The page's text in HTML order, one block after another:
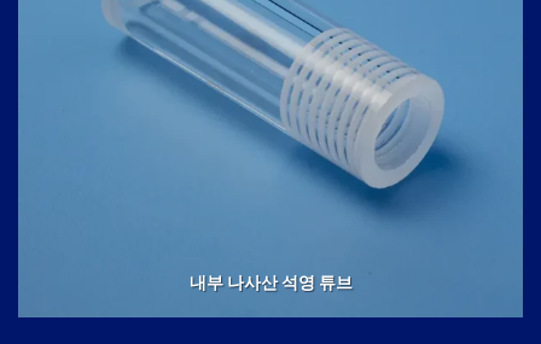
내부 나사산 석영 튜브